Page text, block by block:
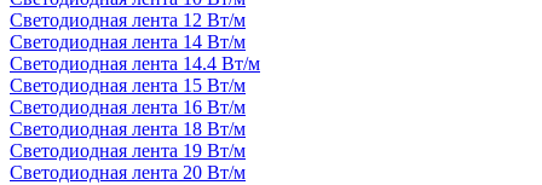
Светодиодная лента 12 Вт/м
Светодиодная лента 14 Вт/м
Светодиодная лента 14.4 Вт/м
Светодиодная лента 15 Вт/м
Светодиодная лента 16 Вт/м
Светодиодная лента 18 Вт/м
Светодиодная лента 19 Вт/м
Светодиодная лента 20 Вт/м